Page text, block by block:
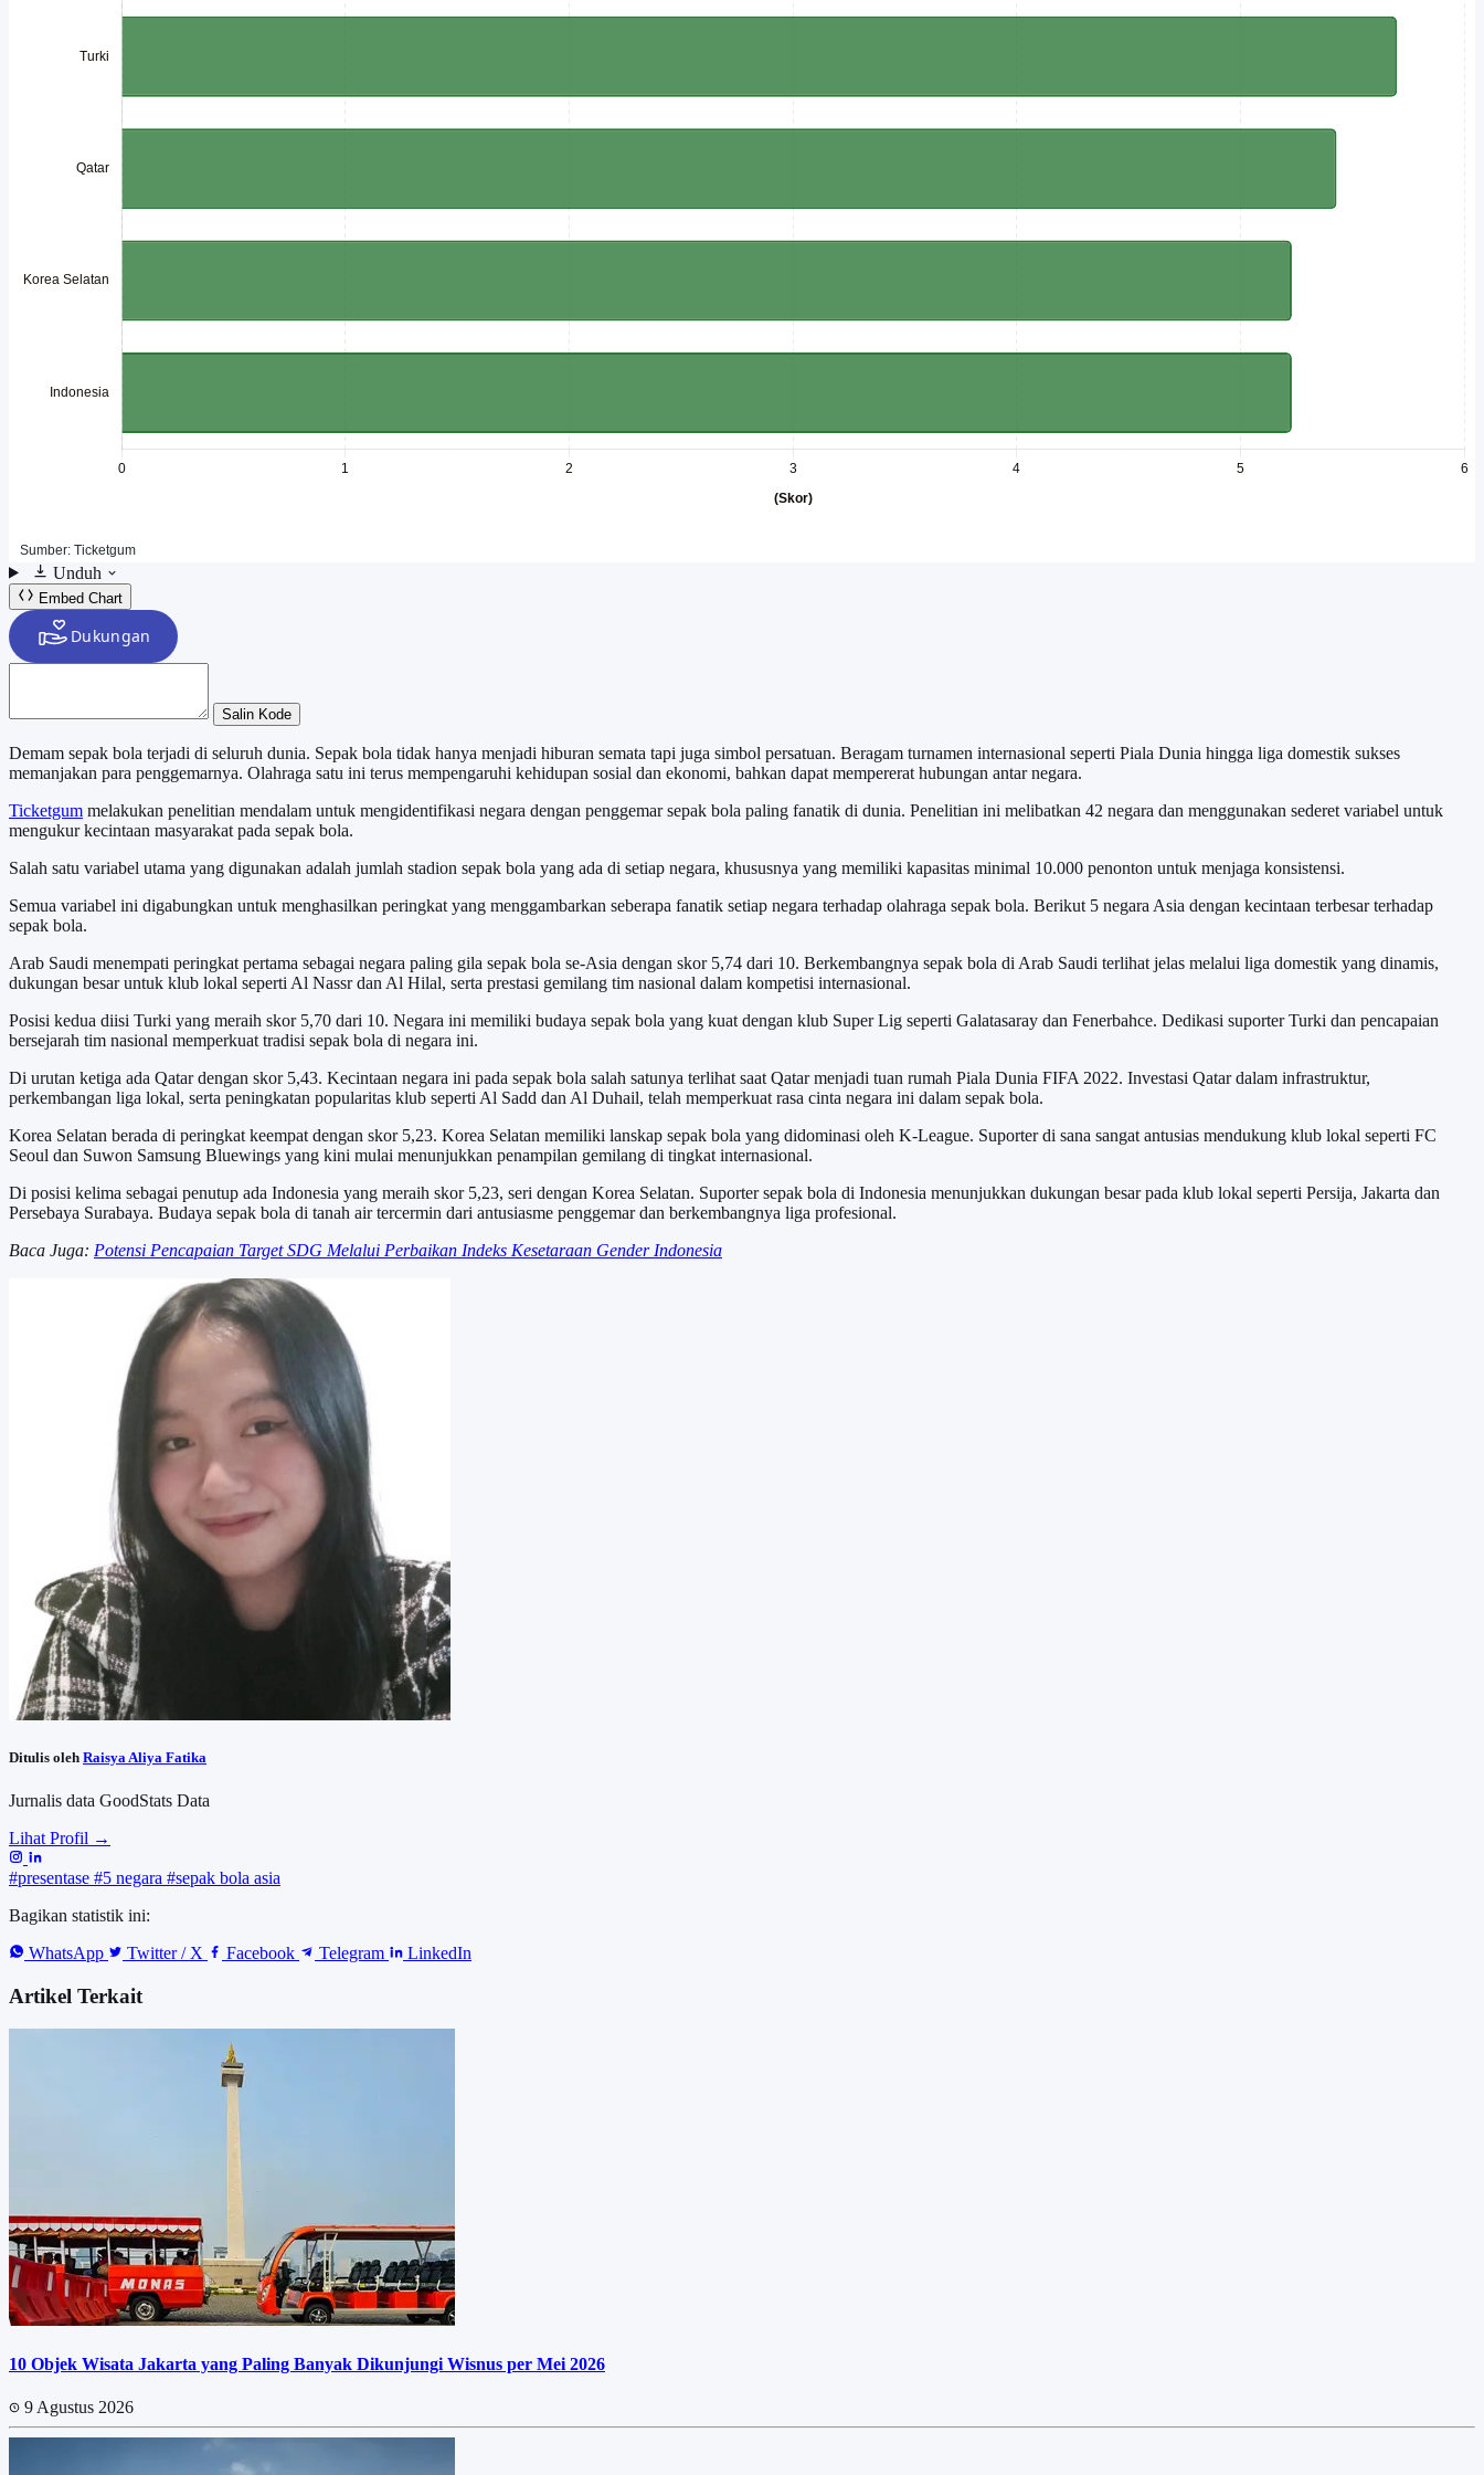
Unduh
Embed Chart
Salin Kode
Demam sepak bola terjadi di seluruh dunia. Sepak bola tidak hanya menjadi hiburan semata tapi juga simbol persatuan. Beragam turnamen internasional seperti Piala Dunia hingga liga domestik sukses
memanjakan para penggemarnya. Olahraga satu ini terus mempengaruhi kehidupan sosial dan ekonomi, bahkan dapat mempererat hubungan antar negara.
Ticketgum melakukan penelitian mendalam untuk mengidentifikasi negara dengan penggemar sepak bola paling fanatik di dunia. Penelitian ini melibatkan 42 negara dan menggunakan sederet variabel untuk
mengukur kecintaan masyarakat pada sepak bola.
Salah satu variabel utama yang digunakan adalah jumlah stadion sepak bola yang ada di setiap negara, khususnya yang memiliki kapasitas minimal 10.000 penonton untuk menjaga konsistensi.
Semua variabel ini digabungkan untuk menghasilkan peringkat yang menggambarkan seberapa fanatik setiap negara terhadap olahraga sepak bola. Berikut 5 negara Asia dengan kecintaan terbesar terhadap
sepak bola.
Arab Saudi menempati peringkat pertama sebagai negara paling gila sepak bola se-Asia dengan skor 5,74 dari 10. Berkembangnya sepak bola di Arab Saudi terlihat jelas melalui liga domestik yang dinamis,
dukungan besar untuk klub lokal seperti Al Nassr dan Al Hilal, serta prestasi gemilang tim nasional dalam kompetisi internasional.
Posisi kedua diisi Turki yang meraih skor 5,70 dari 10. Negara ini memiliki budaya sepak bola yang kuat dengan klub Super Lig seperti Galatasaray dan Fenerbahce. Dedikasi suporter Turki dan pencapaian
bersejarah tim nasional memperkuat tradisi sepak bola di negara ini.
Di urutan ketiga ada Qatar dengan skor 5,43. Kecintaan negara ini pada sepak bola salah satunya terlihat saat Qatar menjadi tuan rumah Piala Dunia FIFA 2022. Investasi Qatar dalam infrastruktur,
perkembangan liga lokal, serta peningkatan popularitas klub seperti Al Sadd dan Al Duhail, telah memperkuat rasa cinta negara ini dalam sepak bola.
Korea Selatan berada di peringkat keempat dengan skor 5,23. Korea Selatan memiliki lanskap sepak bola yang didominasi oleh K-League. Suporter di sana sangat antusias mendukung klub lokal seperti FC
Seoul dan Suwon Samsung Bluewings yang kini mulai menunjukkan penampilan gemilang di tingkat internasional.
Di posisi kelima sebagai penutup ada Indonesia yang meraih skor 5,23, seri dengan Korea Selatan. Suporter sepak bola di Indonesia menunjukkan dukungan besar pada klub lokal seperti Persija, Jakarta dan
Persebaya Surabaya. Budaya sepak bola di tanah air tercermin dari antusiasme penggemar dan berkembangnya liga profesional.
Baca Juga: Potensi Pencapaian Target SDG Melalui Perbaikan Indeks Kesetaraan Gender Indonesia
Ditulis oleh Raisya Aliya Fatika
Jurnalis data GoodStats Data
Lihat Profil →
#presentase #5 negara #sepak bola asia
Bagikan statistik ini:
WhatsApp
Twitter / X Facebook Telegram LinkedIn
Artikel Terkait
10 Objek Wisata Jakarta yang Paling Banyak Dikunjungi Wisnus per Mei 2026
9 Agustus 2026